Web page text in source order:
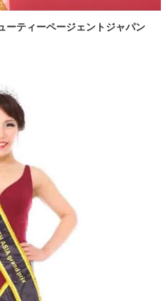
ーティーページェントジャパン